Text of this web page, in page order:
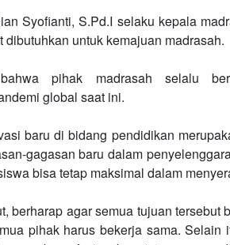
Syofianti, S.Pd.I selaku kepala
dibutuhkan untuk kemajuan madrasah.
pihak madrasah selalu
global saat ini.
baru di bidang pendidikan
gagasan baru dalam
bisa tetap maksimal dalam
berharap agar semua tujuan tersebut
pihak harus bekerja sama. Selain